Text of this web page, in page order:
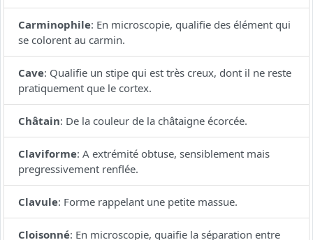
Carminophile: En microscopie, qualifie des élément qui
se colorent au carmin.
Cave: Qualifie un stipe qui est très creux, dont il ne reste
pratiquement que le cortex.
Châtain: De la couleur de la châtaigne écorcée.
Claviforme: A extrémité obtuse, sensiblement mais
pregressivement renflée.
Clavule: Forme rappelant une petite massue.
Cloisonné: En microscopie, quaifie la séparation entre